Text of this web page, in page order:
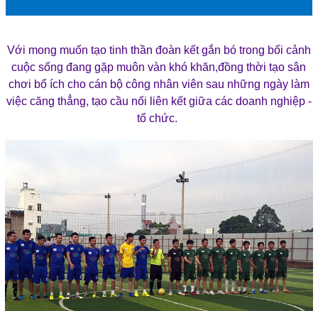
Với mong muốn tạo tinh thần đoàn kết gắn bó trong bối cảnh
cuộc sống đang gặp muôn vàn khó khăn,đồng thời tạo sân
chơi bổ ích cho cán bộ công nhân viên sau những ngày làm
việc căng thẳng, tạo cầu nối liên kết giữa các doanh nghiệp -
tổ chức.